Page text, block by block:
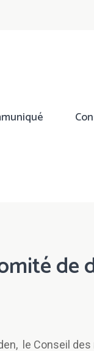
de
le Conseil